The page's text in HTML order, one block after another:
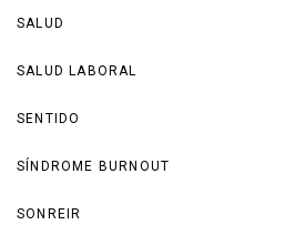
SALUD
SALUD LABORAL
SENTIDO
SÍNDROME BURNOUT
SONREIR